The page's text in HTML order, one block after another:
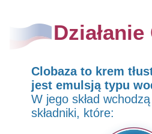
Clobaza to krem
jest emulsją typu
W jego skład
składniki, które: